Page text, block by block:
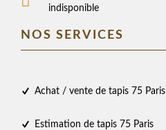
indisponible
NOS SERVICES
Achat / vente de tapis 75 Paris
Estimation de tapis 75 Paris